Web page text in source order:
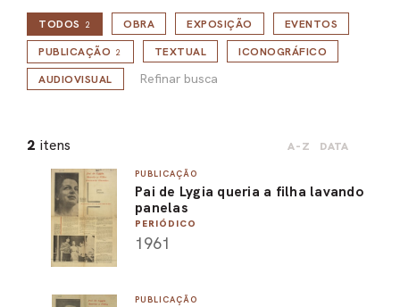
TODOS 2
Refinar busca
OBRA EXPOSIÇÃO
EVENTOS
PUBLICAÇÃO 2 TEXTUAL
ICONOGRÁFICO
AUDIOVISUAL
Refinar busca
2 itens A-Z DATA
PUBLICAÇÃO
Pai de Lygia queria a filha lavando
panelas
PERIÓDICO
1961
PUBLICAÇÃO